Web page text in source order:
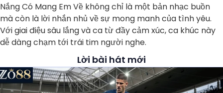
Nắng Có Mang Em Về không chỉ là một bản nhạc buồn
mà còn là lời nhắn nhủ về sự mong manh của tình yêu.
Với giai điệu sâu lắng và ca từ đầy cảm xúc, ca khúc này
dễ dàng chạm tới trái tim người nghe.
Lời bài hát mới